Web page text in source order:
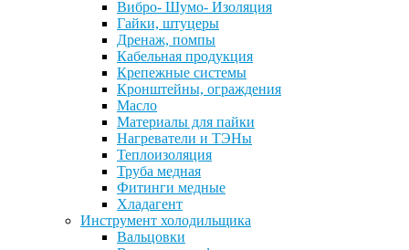
Вибро- Шумо- Изоляция
Гайки, штуцеры
Дренаж, помпы
Кабельная продукция
Крепежные системы
Кронштейны, ограждения
Масло
Материалы для пайки
Нагреватели и ТЭНы
Теплоизоляция
Труба медная
Фитинги медные
Хладагент
Инструмент холодильщика
Вальцовки